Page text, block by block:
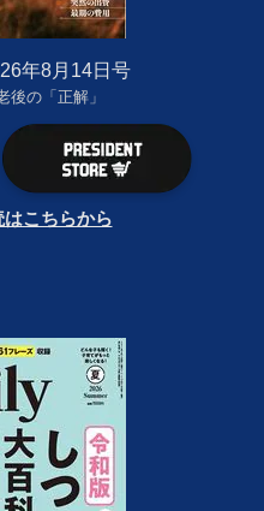
年8月14日号
後の「正解」
こちらから